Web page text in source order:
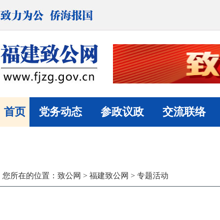
首页 党务动态 参政议政 交流联络
您所在的位置：致公网 > 福建致公网 > 专题活动